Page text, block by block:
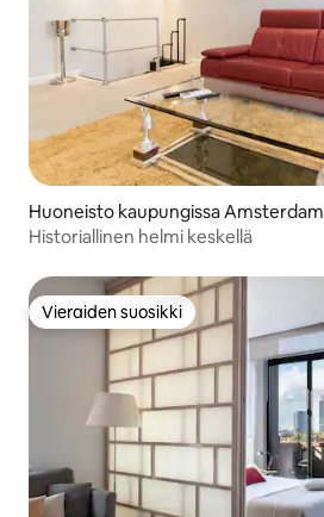
Huoneisto kaupungissa Amsterdam
Historiallinen helmi keskellä
Vieraiden suosikki
Vieraiden suosikki